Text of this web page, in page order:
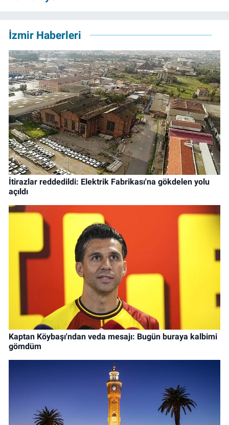
İzmir Haberleri
İtirazlar reddedildi: Elektrik Fabrikası'na gökdelen yolu
açıldı
Kaptan Köybaşı'ndan veda mesajı: Bugün buraya kalbimi
gömdüm